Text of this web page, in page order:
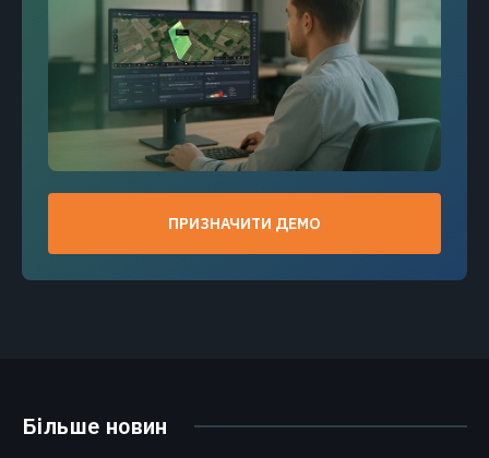
ПРИЗНАЧИТИ ДЕМО
Більше новин